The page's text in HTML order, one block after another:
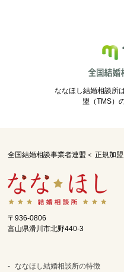
ななほし結婚相談所
盟（TMS）
全国結婚相談事業者連盟＜ 正規加盟
〒936-0806
富山県滑川市北野440-3
ななほし結婚相談所の特徴